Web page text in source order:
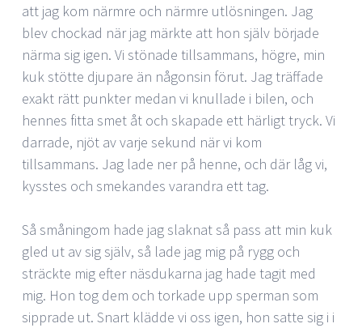
att jag kom närmre och närmre utlösningen. Jag
blev chockad när jag märkte att hon själv började
närma sig igen. Vi stönade tillsammans, högre, min
kuk stötte djupare än någonsin förut. Jag träffade
exakt rätt punkter medan vi knullade i bilen, och
hennes fitta smet åt och skapade ett härligt tryck. Vi
darrade, njöt av varje sekund när vi kom
tillsammans. Jag lade ner på henne, och där låg vi,
kysstes och smekandes varandra ett tag.
Så småningom hade jag slaknat så pass att min kuk
gled ut av sig själv, så lade jag mig på rygg och
sträckte mig efter näsdukarna jag hade tagit med
mig. Hon tog dem och torkade upp sperman som
sipprade ut. Snart klädde vi oss igen, hon satte sig i i